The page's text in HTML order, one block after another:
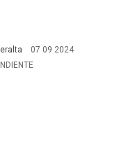
07 09 2024